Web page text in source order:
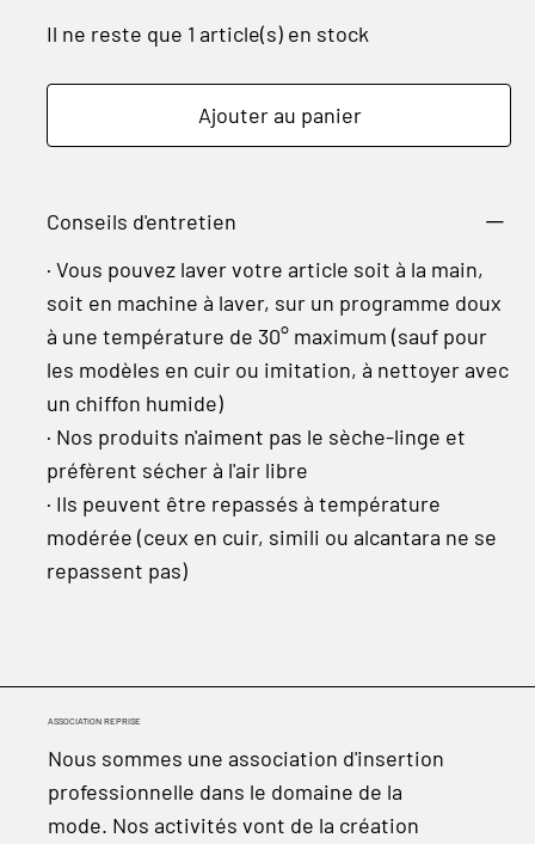
Il ne reste que 1 article(s) en stock
Ajouter au panier
Conseils d'entretien
· Vous pouvez laver votre article soit à la main,
soit en machine à laver, sur un programme doux
à une température de 30° maximum (sauf pour
les modèles en cuir ou imitation, à nettoyer avec
un chiffon humide)
· Nos produits n'aiment pas le sèche-linge et
préfèrent sécher à l'air libre
· Ils peuvent être repassés à température
modérée (ceux en cuir, simili ou alcantara ne se
repassent pas)
ASSOCIATION REPRISE
Nous sommes une association d'insertion
professionnelle dans le domaine de la
mode. Nos activités vont de la création